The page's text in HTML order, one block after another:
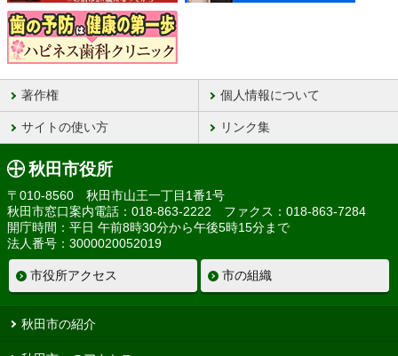
著作権 個人情報について
サイトの使い方 リンク集
秋田市役所
〒010-8560 秋田市山王一丁目1番1号
秋田市窓口案内電話：018-863-2222 ファクス：018-863-7284
開庁時間：平日 午前8時30分から午後5時15分まで
法人番号：3000020052019
市役所アクセス 市の組織
秋田市の紹介